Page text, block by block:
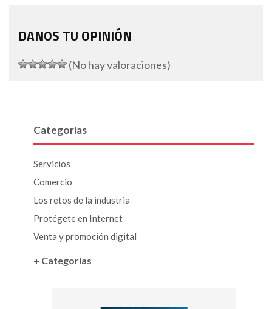
DANOS TU OPINIÓN
(No hay valoraciones)
Categorías
Servicios
Comercio
Los retos de la industria
Protégete en Internet
Venta y promoción digital
+ Categorías